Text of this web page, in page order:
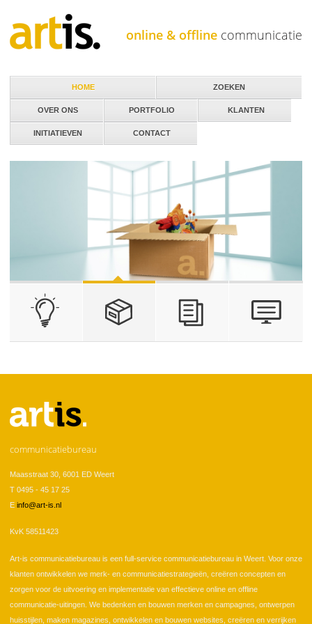
online & offline communicatie
HOME
OVER ONS PORTFOLIO KLANTEN
INITIATIEVEN CONTACT
ZOEKEN
communicatiebureau
Maasstraat 30, 6001 ED Weert
T 0495 - 45 17 25
E info@art-is.nl
KvK 58511423
Art-is communicatiebureau is een full-service communicatiebureau in Weert. Voor onze
klanten ontwikkelen we merk- en communicatiestrategieën, creëren concepten en
zorgen voor de uitvoering en implementatie van effectieve online en offline
communicatie-uitingen. We bedenken en bouwen merken en campagnes, ontwerpen
huisstijlen, maken magazines, ontwikkelen en bouwen websites, creëren en verrijken